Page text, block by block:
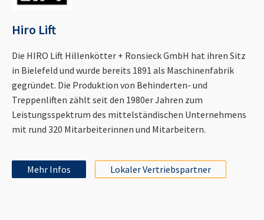
Hiro Lift
Die HIRO Lift Hillenkötter + Ronsieck GmbH hat ihren Sitz
in Bielefeld und wurde bereits 1891 als Maschinenfabrik
gegründet. Die Produktion von Behinderten- und
Treppenliften zählt seit den 1980er Jahren zum
Leistungsspektrum des mittelständischen Unternehmens
mit rund 320 Mitarbeiterinnen und Mitarbeitern.
Mehr Infos Lokaler Vertriebspartner